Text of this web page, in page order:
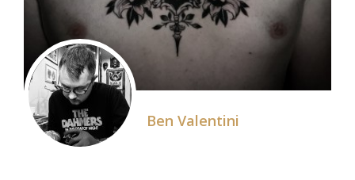
Ben Valentini